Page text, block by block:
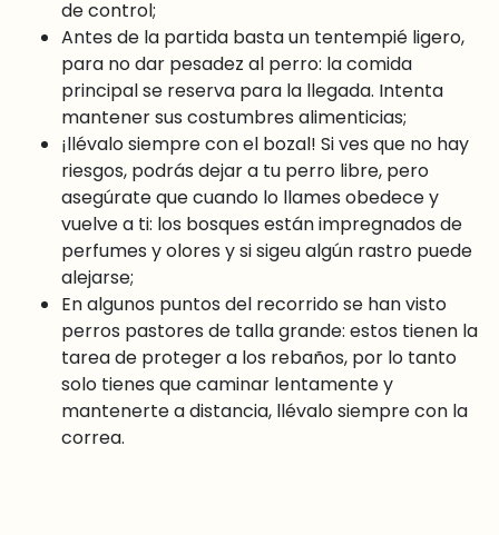
de control;
Antes de la partida basta un tentempié ligero,
para no dar pesadez al perro: la comida
principal se reserva para la llegada. Intenta
mantener sus costumbres alimenticias;
¡llévalo siempre con el bozal! Si ves que no hay
riesgos, podrás dejar a tu perro libre, pero
asegúrate que cuando lo llames obedece y
vuelve a ti: los bosques están impregnados de
perfumes y olores y si sigeu algún rastro puede
alejarse;
En algunos puntos del recorrido se han visto
perros pastores de talla grande: estos tienen la
tarea de proteger a los rebaños, por lo tanto
solo tienes que caminar lentamente y
mantenerte a distancia, llévalo siempre con la
correa.